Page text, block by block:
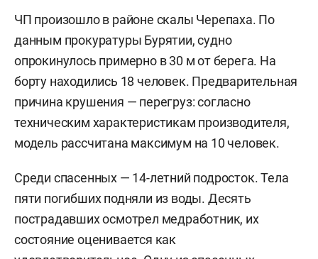
ЧП произошло в районе скалы Черепаха. По
данным прокуратуры Бурятии, судно
опрокинулось примерно в 30 м от берега. На
борту находились 18 человек. Предварительная
причина крушения — перегруз: согласно
техническим характеристикам производителя,
модель рассчитана максимум на 10 человек.
Среди спасенных — 14-летний подросток. Тела
пяти погибших подняли из воды. Десять
пострадавших осмотрел медработник, их
состояние оценивается как